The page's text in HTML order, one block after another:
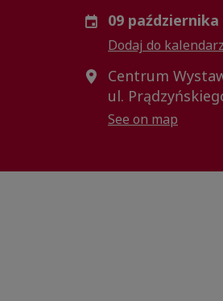
09 października
Dodaj do
Centrum
ul.
See on map